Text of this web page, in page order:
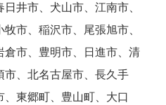
日井市、犬山市、江南市、
牧市、稲沢市、尾張旭市、
倉市、豊明市、日進市、清
市、北名古屋市、長久手
、東郷町、豊山町、大口